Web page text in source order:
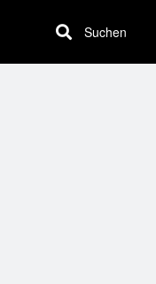
Suchen